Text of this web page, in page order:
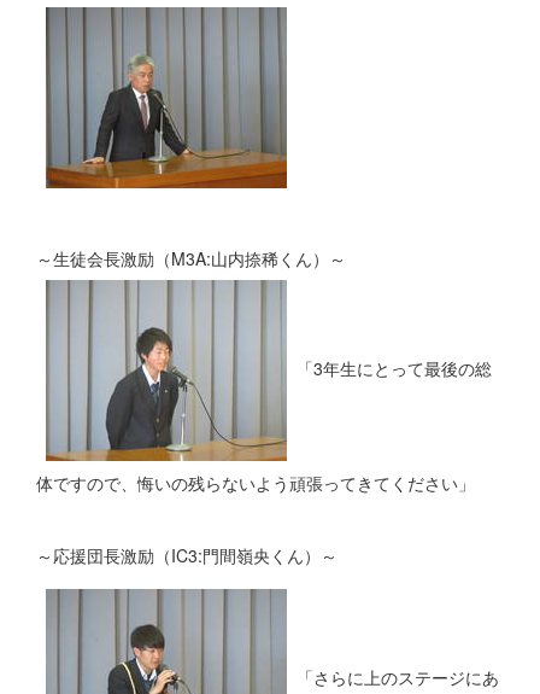
～生徒会長激励（M3A:山内捺稀くん）～
「3年生にとって最後の総
体ですので、悔いの残らないよう頑張ってきてください」
～応援団長激励（IC3:門間嶺央くん）～
「さらに上のステージにあ